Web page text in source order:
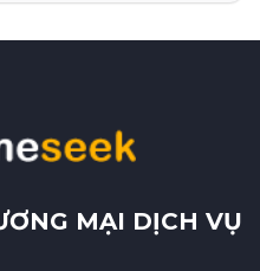
MẠI DỊCH VỤ